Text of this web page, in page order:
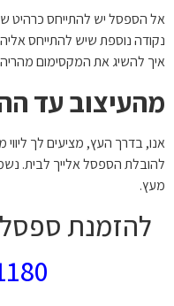
אל הספסל יש להתייחס כרהיט
נקודה נוספת שיש להתייחס
איך להשיג את המקסימום
מהעיצוב עד
אנו, בדרך העץ, מציעים לך
להובלת הספסל אלייך לבית.
מעץ.
להזמנת ספסל